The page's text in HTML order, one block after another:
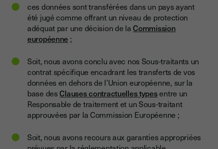
ces données sont transférées dans un pays ayant
été jugé comme offrant un niveau de protection
adéquat par une décision de laCommission
européenne ;
Soit, nous avons conclu avec nos Sous-traitants un
contrat spécifique encadrant les transferts de vos
données en dehors de l’Union européenne, sur la
base desClauses contractuelles typesentre un
Responsable de traitement et un Sous-traitant
approuvées par la Commission Européenne ;
Soit, nous avons recours aux garanties appropriées